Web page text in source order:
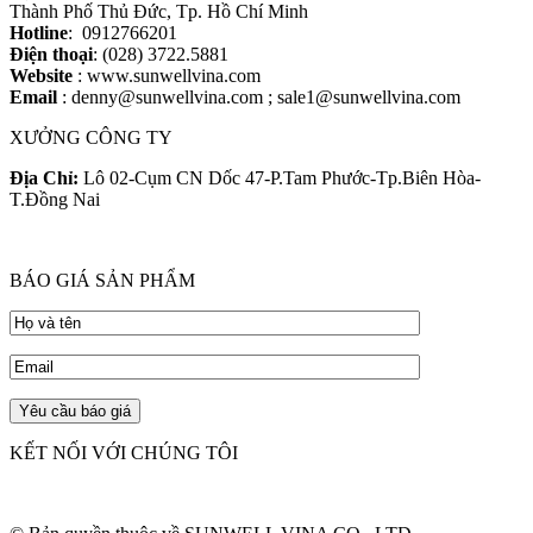
Thành Phố Thủ Đức, Tp. Hồ Chí Minh
Hotline: 0912766201
Điện thoại: (028) 3722.5881
Website : www.sunwellvina.com
Email : denny@sunwellvina.com ; sale1@sunwellvina.com
XƯỞNG CÔNG TY
Địa Chỉ: Lô 02-Cụm CN Dốc 47-P.Tam Phước-Tp.Biên Hòa-
T.Đồng Nai
BÁO GIÁ SẢN PHẨM
KẾT NỐI VỚI CHÚNG TÔI